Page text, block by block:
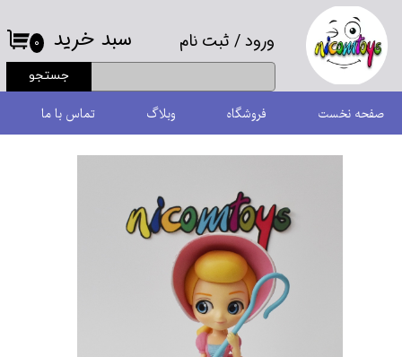
ورود/ ثبت نام
حساب کاربری من
تغییر گذر واژه
سفارشات
جستجو
۰ سبد خرید
صفحه نخست فروشگاه وبلاگ تماس با ما